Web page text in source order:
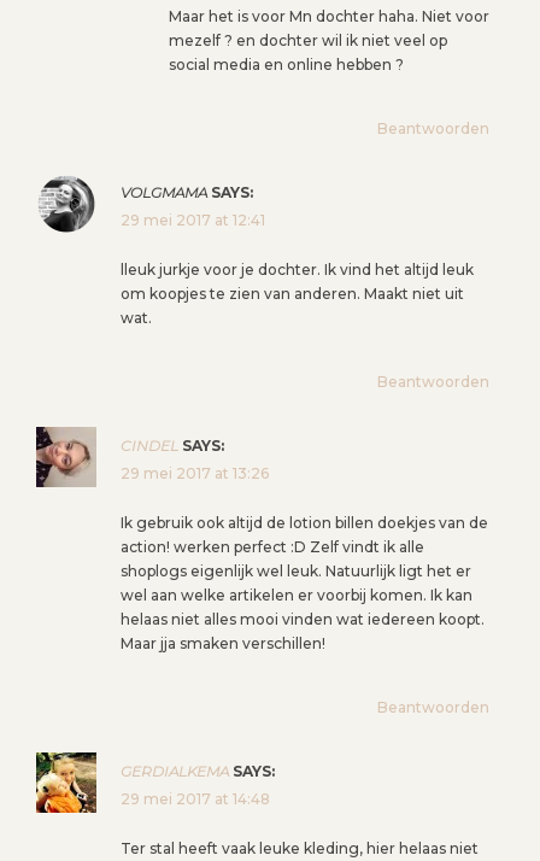
Maar het is voor Mn dochter haha. Niet voor
mezelf ? en dochter wil ik niet veel op
social media en online hebben ?
Beantwoorden
VOLGMAMA SAYS:
29 mei 2017 at 12:41
lleuk jurkje voor je dochter. Ik vind het altijd leuk
om koopjes te zien van anderen. Maakt niet uit
wat.
Beantwoorden
CINDEL SAYS:
29 mei 2017 at 13:26
Ik gebruik ook altijd de lotion billen doekjes van de
action! werken perfect :D Zelf vindt ik alle
shoplogs eigenlijk wel leuk. Natuurlijk ligt het er
wel aan welke artikelen er voorbij komen. Ik kan
helaas niet alles mooi vinden wat iedereen koopt.
Maar jja smaken verschillen!
Beantwoorden
GERDIALKEMA SAYS:
29 mei 2017 at 14:48
Ter stal heeft vaak leuke kleding, hier helaas niet